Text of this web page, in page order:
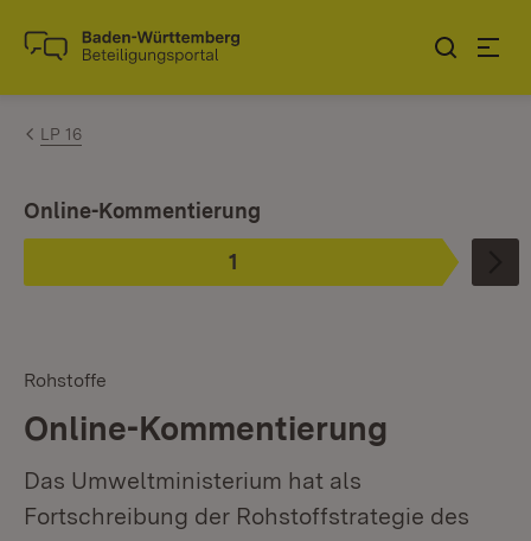
Zum Inhalt springen
Link zur Startseite
LP 16
Phase
1
:
Ist ausgewählt.
Online-Kommentierung
Rohstoffe
Online-Kommentierung
Das Umweltministerium hat als
Fortschreibung der Rohstoffstrategie des